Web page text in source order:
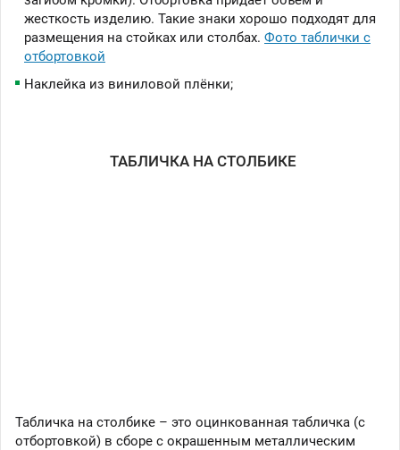
жесткость изделию. Такие знаки хорошо подходят для
размещения на стойках или столбах. Фото таблички с
отбортовкой
Наклейка из виниловой плёнки;
ТАБЛИЧКА НА СТОЛБИКЕ
Табличка на столбике – это оцинкованная табличка (с
отбортовкой) в сборе с окрашенным металлическим